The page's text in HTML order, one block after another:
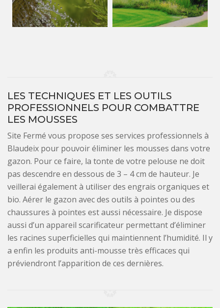
LES TECHNIQUES ET LES OUTILS
PROFESSIONNELS POUR COMBATTRE
LES MOUSSES
Site Fermé vous propose ses services professionnels à
Blaudeix pour pouvoir éliminer les mousses dans votre
gazon. Pour ce faire, la tonte de votre pelouse ne doit
pas descendre en dessous de 3 – 4 cm de hauteur. Je
veillerai également à utiliser des engrais organiques et
bio. Aérer le gazon avec des outils à pointes ou des
chaussures à pointes est aussi nécessaire. Je dispose
aussi d’un appareil scarificateur permettant d’éliminer
les racines superficielles qui maintiennent l’humidité. Il y
a enfin les produits anti-mousse très efficaces qui
préviendront l’apparition de ces dernières.